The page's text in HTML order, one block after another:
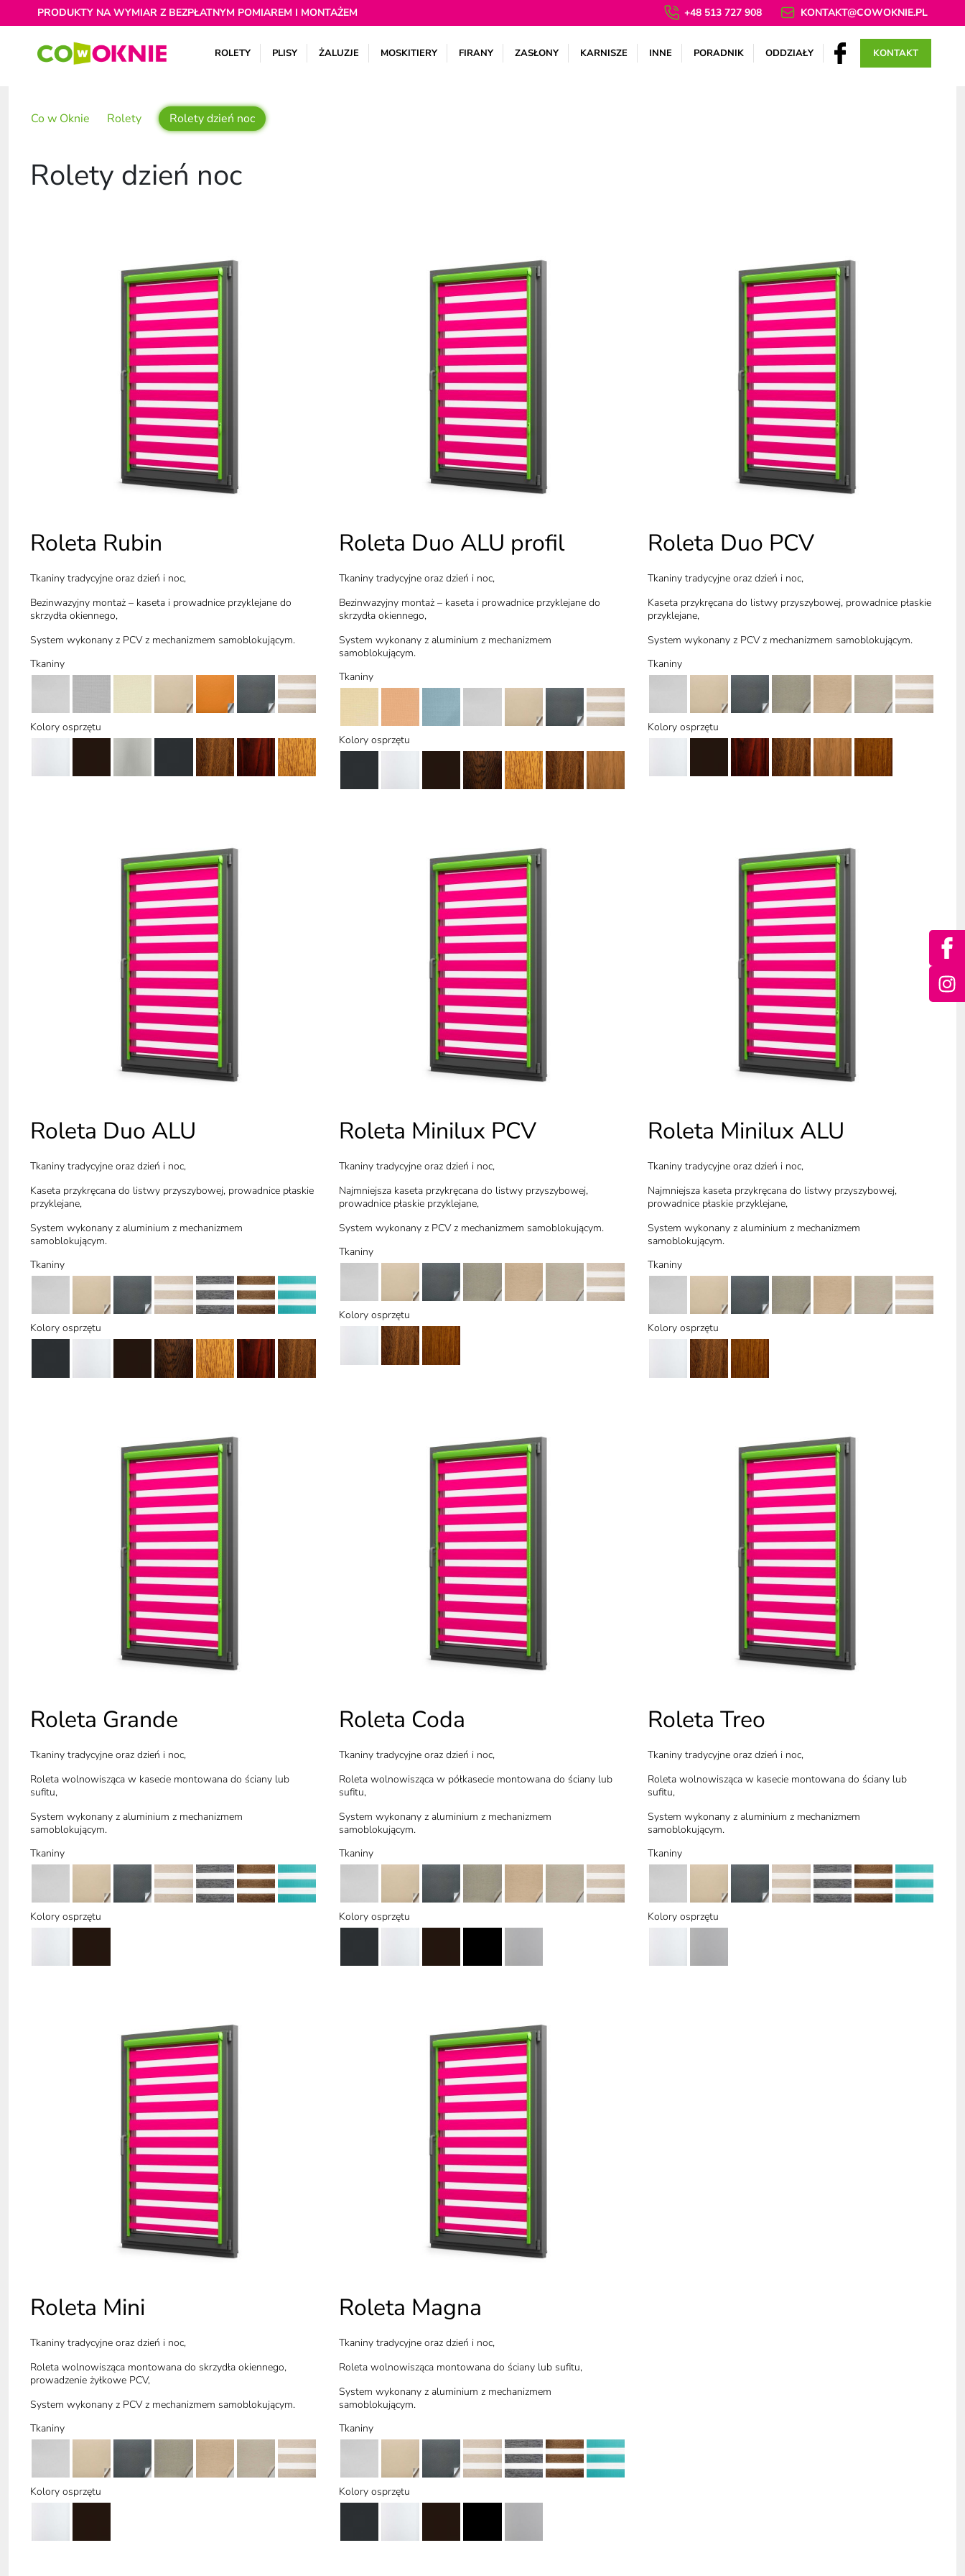
PRODUKTY NA WYMIAR Z BEZPŁATNYM POMIAREM I MONTAŻEM +48 513 727 908 KONTAKT@COWOKNIE.PL
ROLETY PLISY ŻALUZJE MOSKITIERY FIRANY ZASŁONY KARNISZE INNE PORADNIK ODDZIAŁY KONTAKT
Co w Oknie Rolety Rolety dzień noc
Rolety dzień noc
Roleta Rubin
Tkaniny tradycyjne oraz dzień i noc,
Bezinwazyjny montaż – kaseta i prowadnice przyklejane do
skrzydła okiennego,
System wykonany z PCV z mechanizmem samoblokującym.
Tkaniny
Kolory osprzętu
Roleta Duo ALU profil
Tkaniny tradycyjne oraz dzień i noc,
Bezinwazyjny montaż – kaseta i prowadnice przyklejane do
skrzydła okiennego,
System wykonany z aluminium z mechanizmem
samoblokującym.
Tkaniny
Kolory osprzętu
Roleta Duo PCV
Tkaniny tradycyjne oraz dzień i noc,
Kaseta przykręcana do listwy przyszybowej, prowadnice płaskie
przyklejane,
System wykonany z PCV z mechanizmem samoblokującym.
Tkaniny
Kolory osprzętu
Roleta Duo ALU
Tkaniny tradycyjne oraz dzień i noc,
Kaseta przykręcana do listwy przyszybowej, prowadnice płaskie
przyklejane,
System wykonany z aluminium z mechanizmem
samoblokującym.
Tkaniny
Kolory osprzętu
Roleta Minilux PCV
Tkaniny tradycyjne oraz dzień i noc,
Najmniejsza kaseta przykręcana do listwy przyszybowej,
prowadnice płaskie przyklejane,
System wykonany z PCV z mechanizmem samoblokującym.
Tkaniny
Kolory osprzętu
Roleta Minilux ALU
Tkaniny tradycyjne oraz dzień i noc,
Najmniejsza kaseta przykręcana do listwy przyszybowej,
prowadnice płaskie przyklejane,
System wykonany z aluminium z mechanizmem
samoblokującym.
Tkaniny
Kolory osprzętu
Roleta Grande
Tkaniny tradycyjne oraz dzień i noc,
Roleta wolnowisząca w kasecie montowana do ściany lub
sufitu,
System wykonany z aluminium z mechanizmem
samoblokującym.
Tkaniny
Kolory osprzętu
Roleta Coda
Tkaniny tradycyjne oraz dzień i noc,
Roleta wolnowisząca w półkasecie montowana do ściany lub
sufitu,
System wykonany z aluminium z mechanizmem
samoblokującym.
Tkaniny
Kolory osprzętu
Roleta Treo
Tkaniny tradycyjne oraz dzień i noc,
Roleta wolnowisząca w kasecie montowana do ściany lub
sufitu,
System wykonany z aluminium z mechanizmem
samoblokującym.
Tkaniny
Kolory osprzętu
Roleta Mini
Tkaniny tradycyjne oraz dzień i noc,
Roleta wolnowisząca montowana do skrzydła okiennego,
prowadzenie żyłkowe PCV,
System wykonany z PCV z mechanizmem samoblokującym.
Tkaniny
Kolory osprzętu
Roleta Magna
Tkaniny tradycyjne oraz dzień i noc,
Roleta wolnowisząca montowana do ściany lub sufitu,
System wykonany z aluminium z mechanizmem
samoblokującym.
Tkaniny
Kolory osprzętu